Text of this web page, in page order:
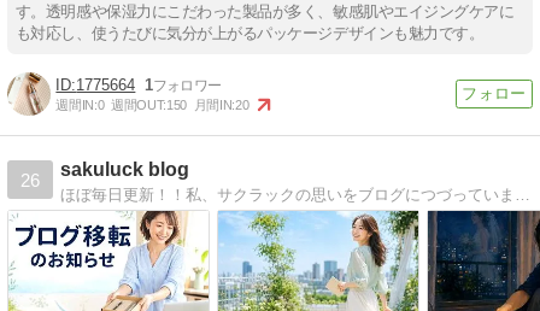
す。透明感や保湿力にこだわった製品が多く、敏感肌やエイジングケアに
も対応し、使うたびに気分が上がるパッケージデザインも魅力です。
1775664 1
週間IN:0 週間OUT:150 月間IN:20
26
sakuluck blog